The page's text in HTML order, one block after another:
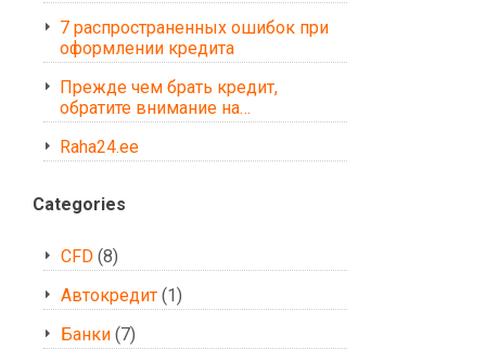
7 распространенных ошибок при
оформлении кредита
Прежде чем брать кредит,
обратите внимание на…
Raha24.ee
Categories
CFD (8)
Автокредит (1)
Банки (7)